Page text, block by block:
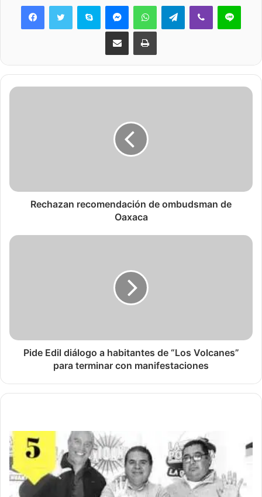
Skype MessengerWhatsAppTelegramViber Line
Share via Email Print
Rechazan recomendación de ombudsman de
Oaxaca
Pide Edil diálogo a habitantes de “Los Volcanes”
para terminar con manifestaciones